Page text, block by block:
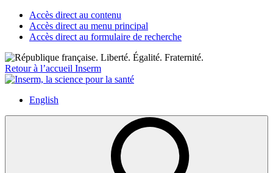
Accès direct au contenu
Accès direct au menu principal
Accès direct au formulaire de recherche
Retour à l’accueil Inserm
English